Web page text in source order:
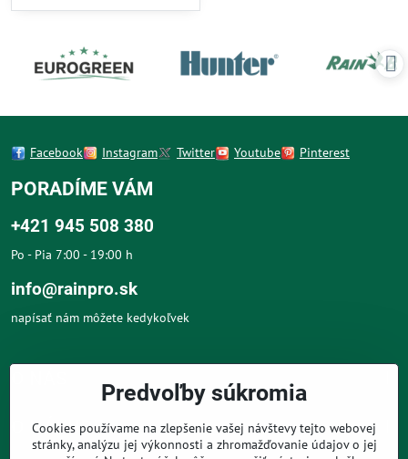
Facebook Instagram Twitter Youtube Pinterest
PORADÍME VÁM
+421 945 508 380
Po - Pia 7:00 - 19:00 h
info@rainpro.sk
napísať nám môžete kedykoľvek
O NÁKUPE
Predvoľby súkromia
Cookies používame na zlepšenie vašej návštevy tejto webovej
stránky, analýzu jej výkonnosti a zhromažďovanie údajov o jej